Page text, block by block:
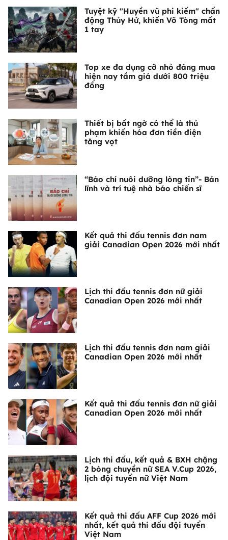
Tuyệt kỹ "Huyền vũ phi kiếm" chấn
động Thủy Hử, khiến Võ Tòng mất
1 tay
Top xe đa dụng cỡ nhỏ đáng mua
hiện nay tầm giá dưới 800 triệu
đồng
Thiết bị bất ngờ có thể là thủ
phạm khiến hóa đơn tiền điện
tăng vọt
“Báo chí nuôi dưỡng lòng tin”- Bản
lĩnh và trí tuệ nhà báo chiến sĩ
Kết quả thi đấu tennis đơn nam
giải Canadian Open 2026 mới nhất
Lịch thi đấu tennis đơn nữ giải
Canadian Open 2026 mới nhất
Lịch thi đấu tennis đơn nam giải
Canadian Open 2026 mới nhất
Kết quả thi đấu tennis đơn nữ giải
Canadian Open 2026 mới nhất
Lịch thi đấu, kết quả & BXH chặng
2 bóng chuyền nữ SEA V.Cup 2026,
lịch đội tuyển nữ Việt Nam
Kết quả thi đấu AFF Cup 2026 mới
nhất, kết quả thi đấu đội tuyển
Việt Nam